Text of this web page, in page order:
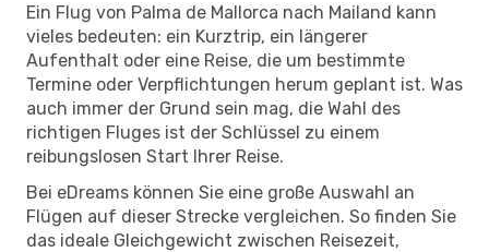
Ein Flug von Palma de Mallorca nach Mailand kann
vieles bedeuten: ein Kurztrip, ein längerer
Aufenthalt oder eine Reise, die um bestimmte
Termine oder Verpflichtungen herum geplant ist. Was
auch immer der Grund sein mag, die Wahl des
richtigen Fluges ist der Schlüssel zu einem
reibungslosen Start Ihrer Reise.
Bei eDreams können Sie eine große Auswahl an
Flügen auf dieser Strecke vergleichen. So finden Sie
das ideale Gleichgewicht zwischen Reisezeit,